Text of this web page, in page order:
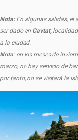
Nota: En algunas salidas, el
ser dado en Cavtat,
a la ciudad.
Nota: en los meses de
marzo, no hay servicio de
por tanto, no se visitará la